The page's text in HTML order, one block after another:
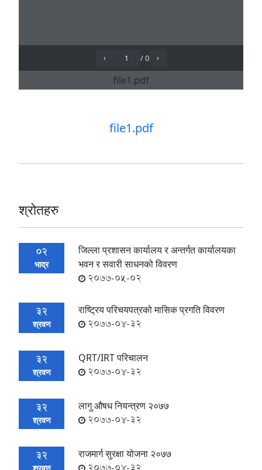
file1.pdf
श्रोतहरु
02
भाद्र
जिल्ला प्रशासन कार्यालय र अन्तर्गत कार्यालयका
भवन र सवारी साधनको विवरण
2077-05-02
32
श्रवण
राष्ट्रिय परिचयपत्रको मासिक प्रगति विवरण
2077-04-32
32
श्रवण
QRT/IRT परिचालन
2077-04-32
32
श्रवण
लागु ‍औषध नियन्त्रण २०७७
2077-04-32
32 राजमार्ग सुरक्षा योजना २०७७